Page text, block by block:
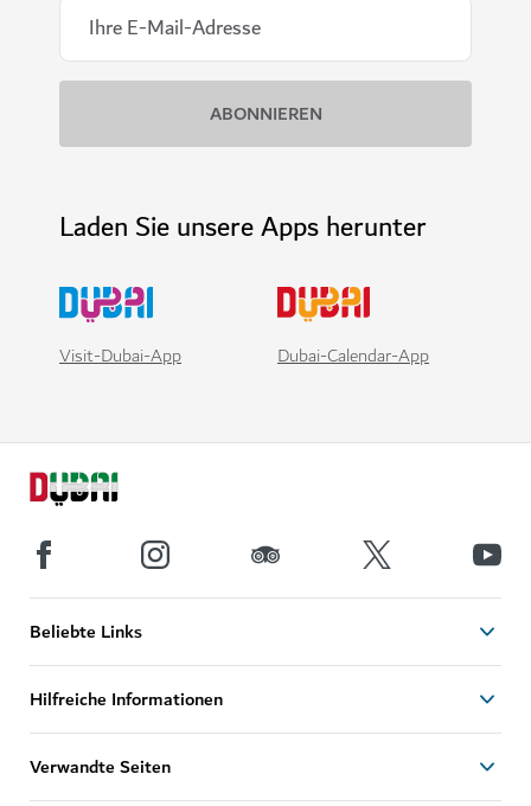
Laden Sie unsere Apps herunter
Visit-Dubai-App Dubai-Calendar-App
Beliebte Links
Hilfreiche Informationen
Verwandte Seiten